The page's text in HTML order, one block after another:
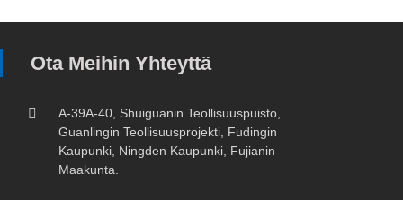
Ota Meihin Yhteyttä
A-39A-40, Shuiguanin Teollisuuspuisto,
Guanlingin Teollisuusprojekti, Fudingin
Kaupunki, Ningden Kaupunki, Fujianin
Maakunta.